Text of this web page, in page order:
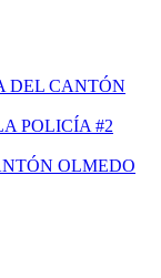
DEL CANTÓN
POLICÍA #2
OLMEDO